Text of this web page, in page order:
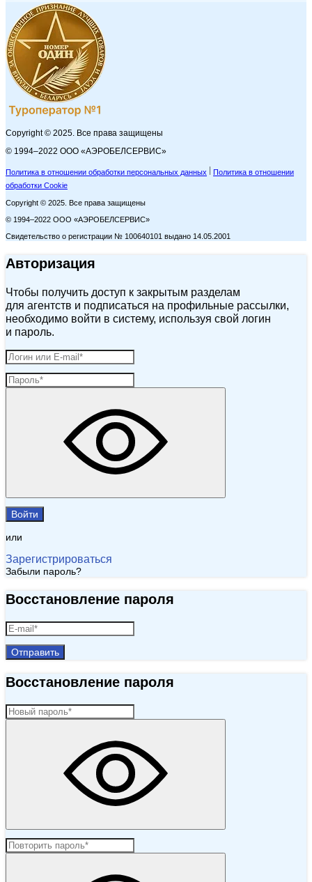
Copyright © 2025. Все права защищены
© 1994–2022 ООО «АЭРОБЕЛСЕРВИС»
Политика в отношении обработки персональных данных
Политика в отношении
обработки Cookie
Copyright © 2025. Все права защищены
© 1994–2022 ООО «АЭРОБЕЛСЕРВИС»
Свидетельство о регистрации № 100640101 выдано 14.05.2001
Авторизация
Чтобы получить доступ к закрытым разделам
для агентств и подписаться на профильные рассылки,
необходимо войти в систему, используя свой логин
и пароль.
Войти
или
Зарегистрироваться
Забыли пароль?
Восстановление пароля
Отправить
Восстановление пароля